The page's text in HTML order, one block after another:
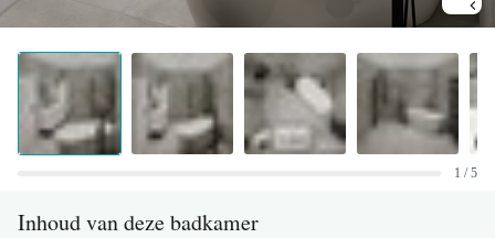
1 / 5
Inhoud van deze badkamer